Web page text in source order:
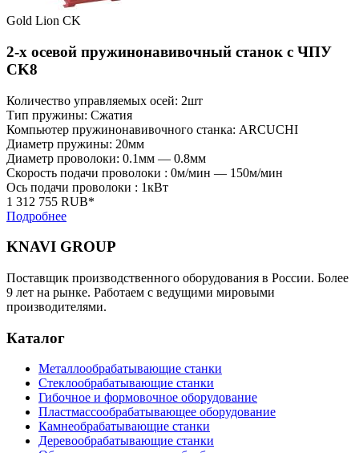
Gold Lion CK
2-х осевой пружинонавивочный станок с ЧПУ
CK8
Количество управляемых осей: 2шт
Тип пружины: Сжатия
Компьютер пружинонавивочного станка: ARCUCHI
Диаметр пружины: 20мм
Диаметр проволоки: 0.1мм — 0.8мм
Скорость подачи проволоки : 0м/мин — 150м/мин
Ось подачи проволоки : 1кВт
1 312 755 RUB*
Подробнее
KNAVI GROUP
Поставщик производственного оборудования в России. Более
9 лет на рынке. Работаем с ведущими мировыми
производителями.
Каталог
Металлообрабатывающие станки
Стеклообрабатывающие станки
Гибочное и формовочное оборудование
Пластмассообрабатывающее оборудование
Камнеобрабатывающие станки
Деревообрабатывающие станки